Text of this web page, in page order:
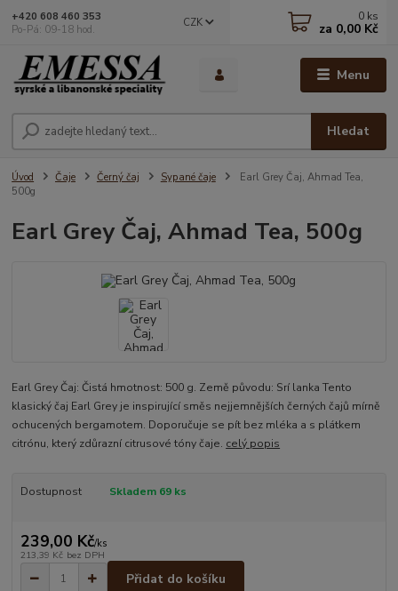
Menu
CZK
Hledat
+420 608 460 353
Po-Pá: 09-18 hod.
0 ks
za 0,00 Kč
Úvod Čaje Černý čaj Sypané čaje
Earl Grey Čaj, Ahmad Tea,
500g
Earl Grey Čaj, Ahmad Tea, 500g
Earl Grey Čaj: Čistá hmotnost: 500 g. Země původu: Srí lanka Tento
klasický čaj Earl Grey je inspirující směs nejjemnějších černých čajů mírně
ochucených bergamotem. Doporučuje se pít bez mléka a s plátkem
citrónu, který zdůrazní citrusové tóny čaje. celý popis
Dostupnost Skladem 69 ks
239,00 Kč/ks
213,39 Kč bez DPH
Přidat do košíku